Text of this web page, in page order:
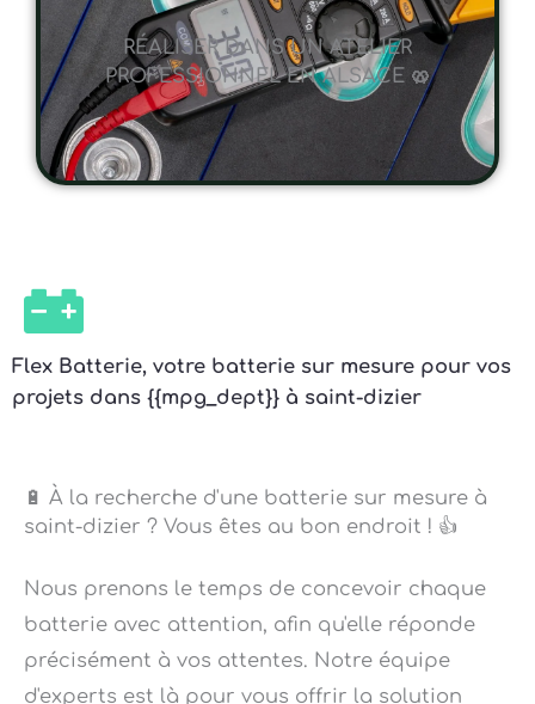
RÉALISER DANS UN ATELIER
PROFESSIONNEL EN ALSACE 🥨
Flex Batterie, votre batterie sur mesure pour vos
projets dans {{mpg_dept}} à saint-dizier
saint-dizier ? Vous êtes au bon endroit ! 👍
batterie avec attention, afin qu'elle réponde
précisément à vos attentes. Notre équipe
d'experts est là pour vous offrir la solution
parfaite. 💡